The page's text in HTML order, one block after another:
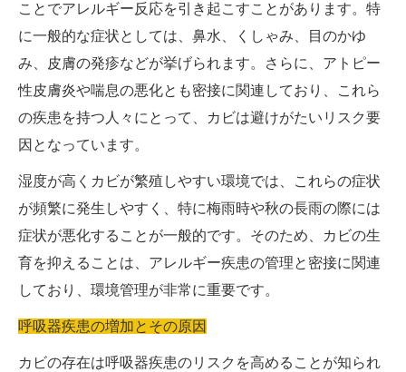
ことでアレルギー反応を引き起こすことがあります。特
に一般的な症状としては、鼻水、くしゃみ、目のかゆ
み、皮膚の発疹などが挙げられます。さらに、アトピー
性皮膚炎や喘息の悪化とも密接に関連しており、これら
の疾患を持つ人々にとって、カビは避けがたいリスク要
因となっています。
湿度が高くカビが繁殖しやすい環境では、これらの症状
が頻繁に発生しやすく、特に梅雨時や秋の長雨の際には
症状が悪化することが一般的です。そのため、カビの生
育を抑えることは、アレルギー疾患の管理と密接に関連
しており、環境管理が非常に重要です。
呼吸器疾患の増加とその原因
カビの存在は呼吸器疾患のリスクを高めることが知られ